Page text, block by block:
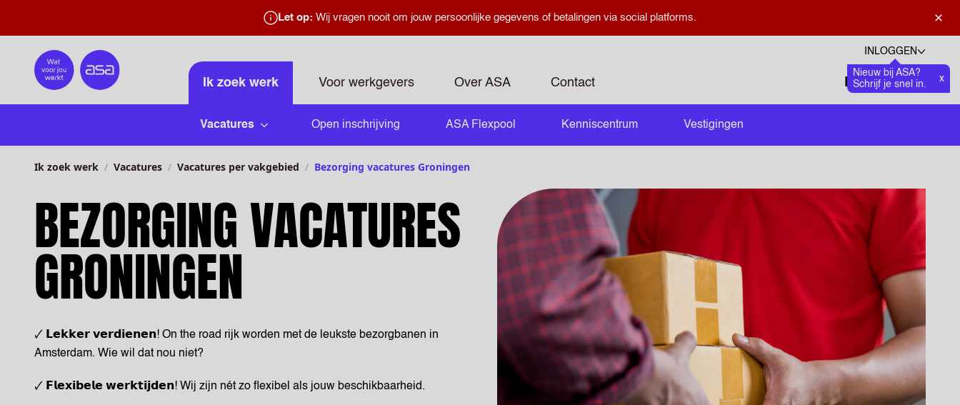
×
Let op: Wij vragen nooit om jouw persoonlijke gegevens of betalingen via social platforms.
Home
INLOGGEN
Nieuw bij ASA?
Schrijf je snel in.
x
Ik zoek werk Voor werkgevers Over ASA Contact
Talen
Zoeken openen
0
Vacatures
Open inschrijving ASA Flexpool Kenniscentrum Vestigingen
Ik zoek werk Vacatures Vacatures per vakgebied Bezorging vacatures Groningen
BEZORGING VACATURES
GRONINGEN
🗸 𝗟𝗲𝗸𝗸𝗲𝗿 𝘃𝗲𝗿𝗱𝗶𝗲𝗻𝗲𝗻! On the road rijk worden met de leukste bezorgbanen in
Amsterdam. Wie wil dat nou niet?
🗸 𝗙𝗹𝗲𝘅𝗶𝗯𝗲𝗹𝗲 𝘄𝗲𝗿𝗸𝘁𝗶𝗷𝗱𝗲𝗻! Wij zijn nét zo flexibel als jouw beschikbaarheid.